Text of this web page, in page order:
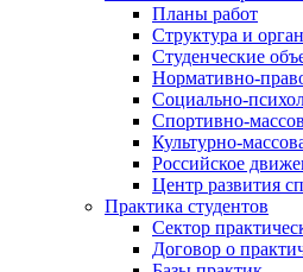
Планы работ
Структура и
Студенческие
Нормативно-
Социально-
Спортивно-
Культурно-
Российское
Центр развития
Практика студентов
Сектор
Договор о